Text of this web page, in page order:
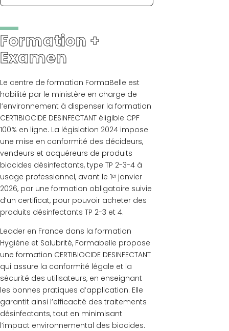
Formation +
Examen
Le centre de formation FormaBelle est
habilité par le ministère en charge de
l’environnement à dispenser la formation
CERTIBIOCIDE DESINFECTANT éligible CPF
100% en ligne. La législation 2024 impose
une mise en conformité des décideurs,
vendeurs et acquéreurs de produits
biocides désinfectants, type TP 2-3-4 à
usage professionnel, avant le 1ᵉʳ janvier
2026, par une formation obligatoire suivie
d’un certificat, pour pouvoir acheter des
produits désinfectants TP 2-3 et 4.
Leader en France dans la formation
Hygiène et Salubrité, Formabelle propose
une formation CERTIBIOCIDE DESINFECTANT
qui assure la conformité légale et la
sécurité des utilisateurs, en enseignant
les bonnes pratiques d’application. Elle
garantit ainsi l’efficacité des traitements
désinfectants, tout en minimisant
l’impact environnemental des biocides.